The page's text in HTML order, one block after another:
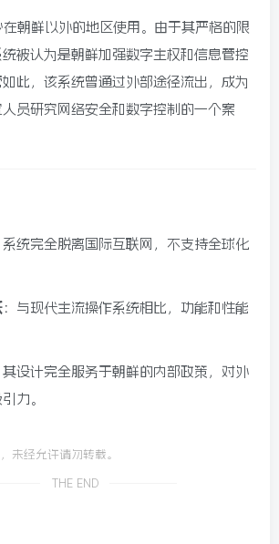
朝鲜以外的地区使用。由于其严格的限
被认为是朝鲜加强数字主权和信息管控
此，该系统曾通过外部途径流出，成为
员研究网络安全和数字控制的一个案
系统完全脱离国际互联网，不支持全球化
：与现代主流操作系统相比，功能和性能
其设计完全服务于朝鲜的内部政策，对外
力。
未经允许请勿转载。
THE END